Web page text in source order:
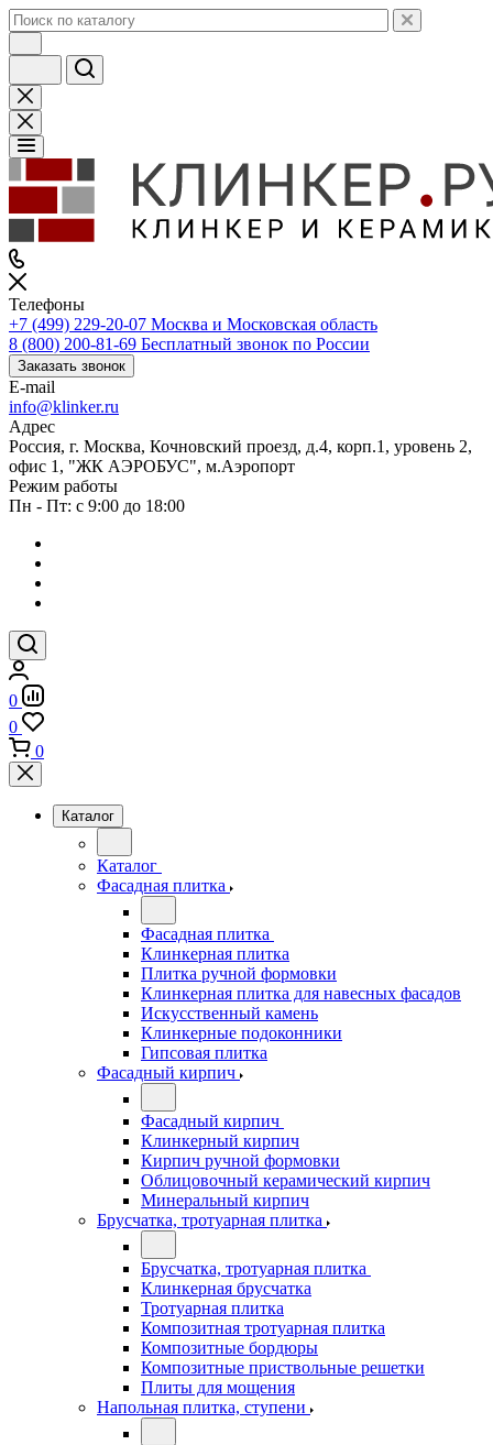
Телефоны
+7 (499) 229-20-07 Москва и Московская область
8 (800) 200-81-69 Бесплатный звонок по России
Заказать звонок
E-mail
info@klinker.ru
Адрес
Россия, г. Москва, Кочновский проезд, д.4, корп.1, уровень 2,
офис 1, "ЖК АЭРОБУС", м.Аэропорт
Режим работы
Пн - Пт: с 9:00 до 18:00
0
0
0
Каталог
Каталог
Фасадная плитка
Фасадная плитка
Клинкерная плитка
Плитка ручной формовки
Клинкерная плитка для навесных фасадов
Искусственный камень
Клинкерные подоконники
Гипсовая плитка
Фасадный кирпич
Фасадный кирпич
Клинкерный кирпич
Кирпич ручной формовки
Облицовочный керамический кирпич
Минеральный кирпич
Брусчатка, тротуарная плитка
Брусчатка, тротуарная плитка
Клинкерная брусчатка
Тротуарная плитка
Композитная тротуарная плитка
Композитные бордюры
Композитные приствольные решетки
Плиты для мощения
Напольная плитка, ступени